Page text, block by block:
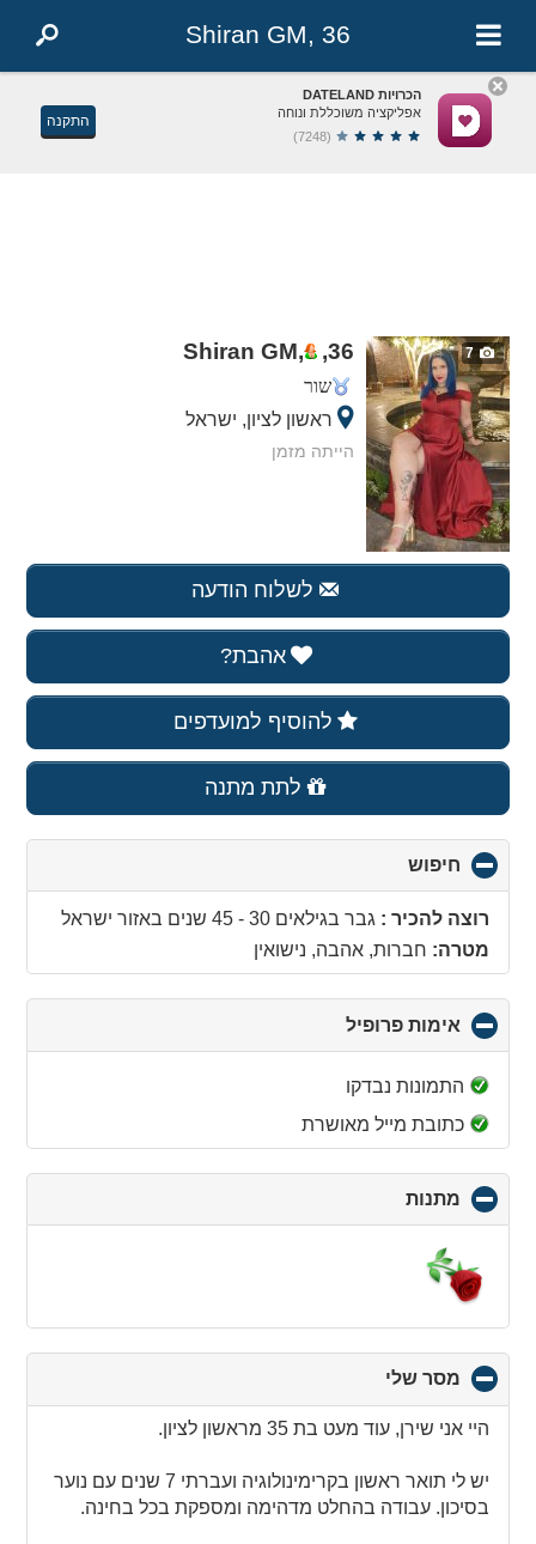
Shiran GM, 36
הכרויות DATELAND
אפליקציה משוכללת ונוחה
(7248)
התקנה
7
Shiran GM, ,36
שור
ראשון לציון, ישראל
הייתה מזמן
לשלוח הודעה
אהבת?
להוסיף למועדפים
לתת מתנה
חיפוש
to
collapseרוצה להכיר : גבר בגילאים 30 - 45 שנים באזור ישראל
מטרה: חברות, אהבה, נישואין
אימות פרופיל
to
התמונות נבדקו
כתובת מייל מאושרת
מתנות
to
מסר שלי
to
collapse
היי אני שירן, עוד מעט בת 35 מראשון לציון.
יש לי תואר ראשון בקרימינולוגיה ועברתי 7 שנים עם נוער
בסיכון. עבודה בהחלט מדהימה ומספקת בכל בחינה.